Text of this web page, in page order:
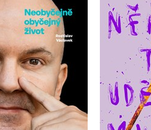
Neobyčejně obyčejný
život
Rostislav Václavek
Marie Horovitzová
Do košíku
Někdo
,
Do